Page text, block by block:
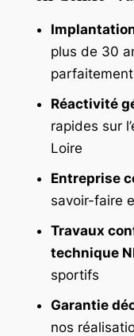
plus de 30
Réactivité
rapides sur
Loire
Entreprise
savoir-faire
Travaux
technique
sportifs
Garantie
nos